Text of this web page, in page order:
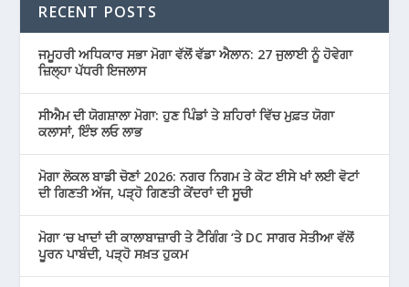
RECENT POSTS
ਜਮੂਹਰੀ ਅਧਿਕਾਰ ਸਭਾ ਮੋਗਾ ਵੱਲੋਂ ਵੱਡਾ ਐਲਾਨ: 27 ਜੁਲਾਈ ਨੂੰ ਹੋਵੇਗਾ
ਜ਼ਿਲ੍ਹਾ ਪੱਧਰੀ ਇਜਲਾਸ
ਸੀਐਮ ਦੀ ਯੋਗਸ਼ਾਲਾ ਮੋਗਾ: ਹੁਣ ਪਿੰਡਾਂ ਤੇ ਸ਼ਹਿਰਾਂ ਵਿੱਚ ਮੁਫ਼ਤ ਯੋਗਾ
ਕਲਾਸਾਂ, ਇੰਝ ਲਓ ਲਾਭ
ਮੋਗਾ ਲੋਕਲ ਬਾਡੀ ਚੋਣਾਂ 2026: ਨਗਰ ਨਿਗਮ ਤੇ ਕੋਟ ਈਸੇ ਖਾਂ ਲਈ ਵੋਟਾਂ
ਦੀ ਗਿਣਤੀ ਅੱਜ, ਪੜ੍ਹੋ ਗਿਣਤੀ ਕੇਂਦਰਾਂ ਦੀ ਸੂਚੀ
ਮੋਗਾ ‘ਚ ਖਾਦਾਂ ਦੀ ਕਾਲਾਬਾਜ਼ਾਰੀ ਤੇ ਟੈਗਿੰਗ ‘ਤੇ DC ਸਾਗਰ ਸੇਤੀਆ ਵੱਲੋਂ
ਪੂਰਨ ਪਾਬੰਦੀ, ਪੜ੍ਹੋ ਸਖ਼ਤ ਹੁਕਮ